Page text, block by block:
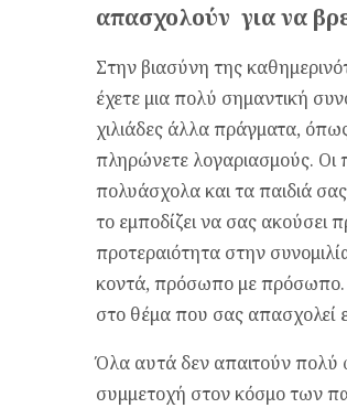
απασχολούν για να
Στην βιασύνη της
έχετε μια πολύ σημαντική
χιλιάδες άλλα πράγματα,
πληρώνετε λογαριασμούς. Οι
πολυάσχολα και τα παιδιά
το εμποδίζει να σας ακούσει
προτεραιότητα στην
κοντά, πρόσωπο με πρόσωπο.
στο θέμα που σας απασχολεί
Όλα αυτά δεν απαιτούν πολύ
συμμετοχή στον κόσμο των